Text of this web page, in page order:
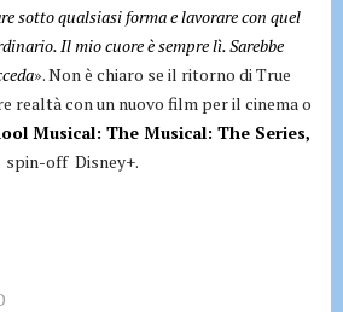
sotto qualsiasi forma e lavorare con quel
Il mio cuore è sempre lì. Sarebbe
». Non è chiaro se il ritorno di True
realtà con un nuovo film per il cinema o
Musical: The Musical: The Series,
spin-off Disney+.